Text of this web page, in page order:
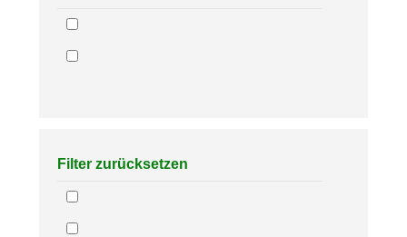
Filter zurücksetzen